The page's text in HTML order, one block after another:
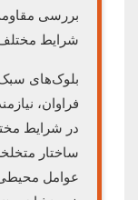
بررسی
شرایط
بلوک‌های
فراوان،
در شرایط
ساختار
عوامل محیطی